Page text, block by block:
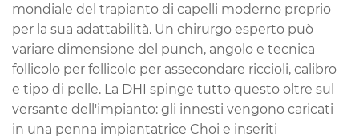
mondiale del trapianto di capelli moderno proprio
per la sua adattabilità. Un chirurgo esperto può
variare dimensione del punch, angolo e tecnica
follicolo per follicolo per assecondare riccioli, calibro
e tipo di pelle. La DHI spinge tutto questo oltre sul
versante dell'impianto: gli innesti vengono caricati
in una penna impiantatrice Choi e inseriti